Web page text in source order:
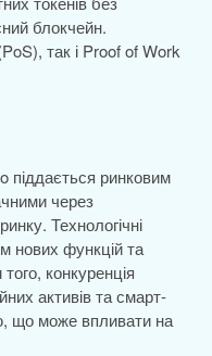
блокчейн.
так і Proof of Work
піддається ринковим
через
Технологічні
нових функцій та
конкуренція
активів та смарт-
що може впливати на